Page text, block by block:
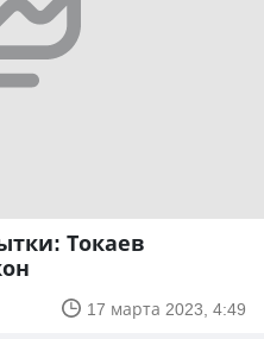
Токаев
17 марта 2023, 4:49